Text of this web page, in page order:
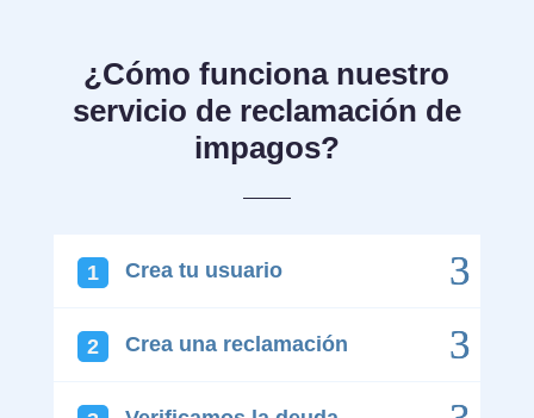
¿Cómo funciona nuestro
servicio de reclamación de
impagos?
Crea tu usuario
Crea una reclamación